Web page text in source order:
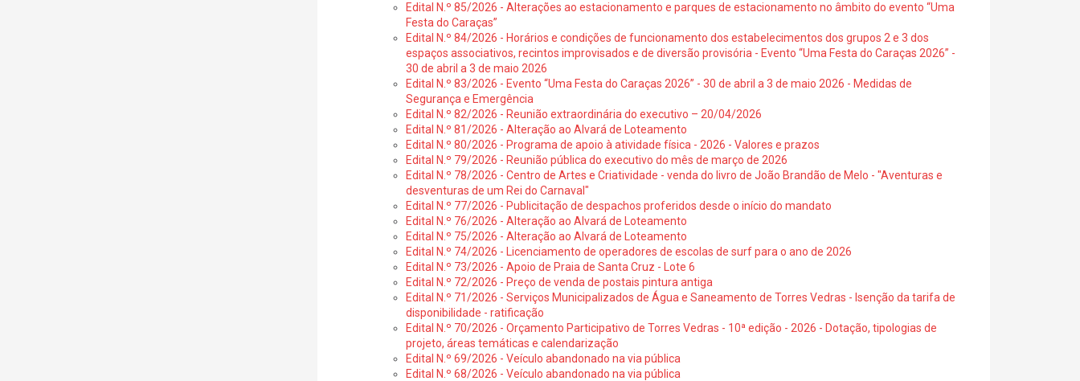
Edital N.º 85/2026 - Alterações ao estacionamento e parques de estacionamento no âmbito do evento “Uma
Festa do Caraças”
Edital N.º 84/2026 - Horários e condições de funcionamento dos estabelecimentos dos grupos 2 e 3 dos
espaços associativos, recintos improvisados e de diversão provisória - Evento “Uma Festa do Caraças 2026” -
30 de abril a 3 de maio 2026
Edital N.º 83/2026 - Evento “Uma Festa do Caraças 2026” - 30 de abril a 3 de maio 2026 - Medidas de
Segurança e Emergência
Edital N.º 82/2026 - Reunião extraordinária do executivo – 20/04/2026
Edital N.º 81/2026 - Alteração ao Alvará de Loteamento
Edital N.º 80/2026 - Programa de apoio à atividade física - 2026 - Valores e prazos
Edital N.º 79/2026 - Reunião pública do executivo do mês de março de 2026
Edital N.º 78/2026 - Centro de Artes e Criatividade - venda do livro de João Brandão de Melo - "Aventuras e
desventuras de um Rei do Carnaval"
Edital N.º 77/2026 - Publicitação de despachos proferidos desde o início do mandato
Edital N.º 76/2026 - Alteração ao Alvará de Loteamento
Edital N.º 75/2026 - Alteração ao Alvará de Loteamento
Edital N.º 74/2026 - Licenciamento de operadores de escolas de surf para o ano de 2026
Edital N.º 73/2026 - Apoio de Praia de Santa Cruz - Lote 6
Edital N.º 72/2026 - Preço de venda de postais pintura antiga
Edital N.º 71/2026 - Serviços Municipalizados de Água e Saneamento de Torres Vedras - Isenção da tarifa de
disponibilidade - ratificação
Edital N.º 70/2026 - Orçamento Participativo de Torres Vedras - 10ª edição - 2026 - Dotação, tipologias de
projeto, áreas temáticas e calendarização
Edital N.º 69/2026 - Veículo abandonado na via pública
Edital N.º 68/2026 - Veículo abandonado na via pública